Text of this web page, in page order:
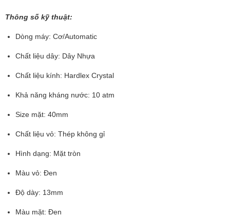
Thông số kỹ thuật:
Dòng máy: Cơ/Automatic
Chất liệu dây: Dây Nhựa
Chất liệu kính: Hardlex Crystal
Khả năng kháng nước: 10 atm
Size mặt: 40mm
Chất liệu vỏ: Thép không gỉ
Hình dạng: Mặt tròn
Màu vỏ: Đen
Độ dày: 13mm
Màu mặt: Đen